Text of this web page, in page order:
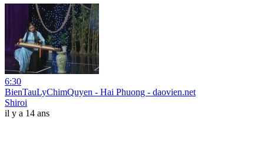
6:30
BienTauLyChimQuyen - Hai Phuong - daovien.net
Shiroi
il y a 14 ans